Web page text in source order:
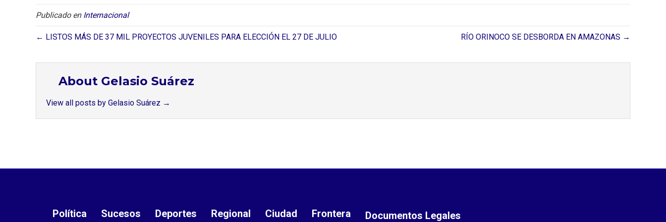
Publicado en Internacional
← LISTOS MÁS DE 37 MIL PROYECTOS JUVENILES PARA ELECCIÓN EL 27 DE JULIO RÍO ORINOCO SE DESBORDA EN AMAZONAS →
About Gelasio Suárez
View all posts by Gelasio Suárez →
Política Sucesos Deportes Regional Ciudad Frontera Documentos Legales